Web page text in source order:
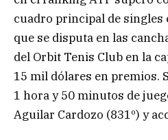
cuadro principal de singles
que se disputa en las
del Orbit Tenis Club en la
15 mil dólares en premios.
1 hora y 50 minutos de
Aguilar Cardozo (831º) y